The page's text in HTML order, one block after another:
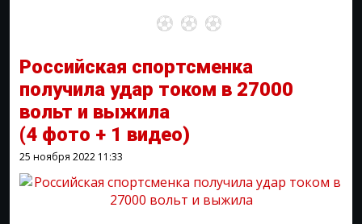
Российская спортсменка
получила удар током в 27000
вольт и выжила
(4 фото + 1 видео)
25 ноября 2022 11:33